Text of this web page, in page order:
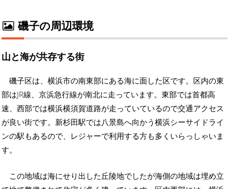
磯子の周辺環境
山と海が共存する街
磯子区は、横浜市の南東部にある海に面した区です。区内の東
部はJR線、京浜急行線が南北に走っています。東部では首都高
速、西部では横浜横須賀道路が走っていているので交通アクセス
が良い街です。新杉田駅では八景島へ向かう横浜シーサイドライ
ンの駅もあるので、レジャーで利用する方も多くいらっしゃいま
す。
この地域は海にせり出した丘陵地でしたが海側の地域は埋め立